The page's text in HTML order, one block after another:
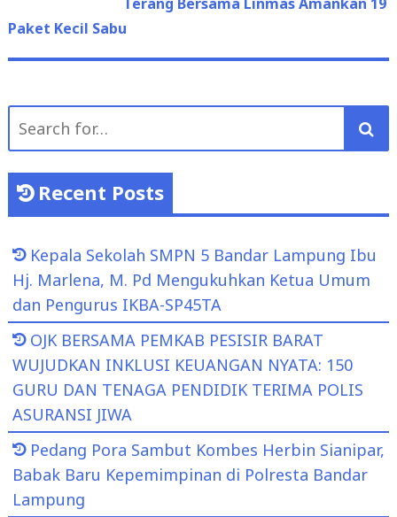
Search
for:
Recent Posts
Kepala Sekolah SMPN 5 Bandar Lampung Ibu
Hj. Marlena, M. Pd Mengukuhkan Ketua Umum
dan Pengurus IKBA-SP45TA
OJK BERSAMA PEMKAB PESISIR BARAT
WUJUDKAN INKLUSI KEUANGAN NYATA: 150
GURU DAN TENAGA PENDIDIK TERIMA POLIS
ASURANSI JIWA
Pedang Pora Sambut Kombes Herbin Sianipar,
Babak Baru Kepemimpinan di Polresta Bandar
Lampung